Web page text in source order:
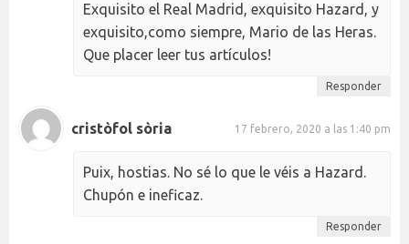
Exquisito el Real Madrid, exquisito Hazard, y
exquisito,como siempre, Mario de las Heras.
Que placer leer tus artículos!
Responder
cristòfol sòria 17 febrero, 2020 a las 1:40 pm
Puix, hostias. No sé lo que le véis a Hazard.
Chupón e ineficaz.
Responder